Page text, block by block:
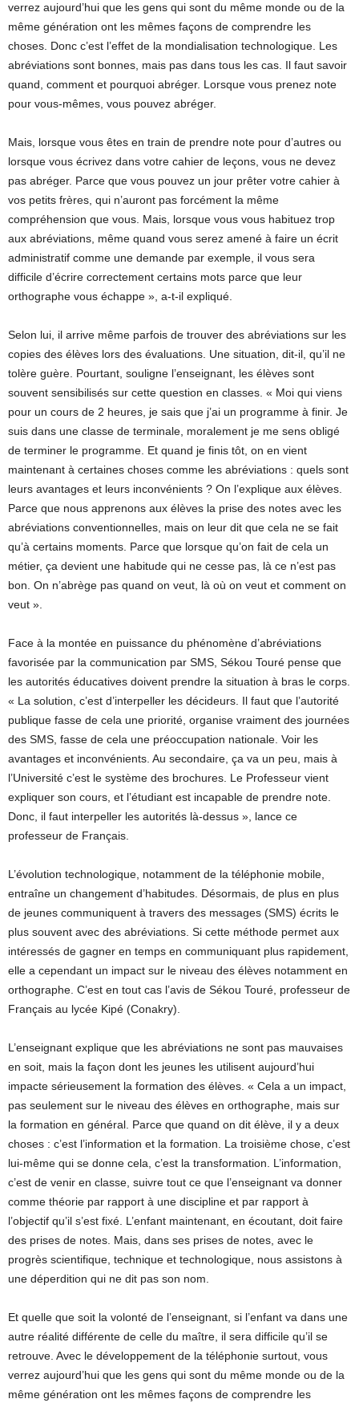
verrez aujourd’hui que les gens qui sont du même monde ou de la
même génération ont les mêmes façons de comprendre les
choses. Donc c’est l’effet de la mondialisation technologique. Les
abréviations sont bonnes, mais pas dans tous les cas. Il faut savoir
quand, comment et pourquoi abréger. Lorsque vous prenez note
pour vous-mêmes, vous pouvez abréger.
Mais, lorsque vous êtes en train de prendre note pour d’autres ou
lorsque vous écrivez dans votre cahier de leçons, vous ne devez
pas abréger. Parce que vous pouvez un jour prêter votre cahier à
vos petits frères, qui n’auront pas forcément la même
compréhension que vous. Mais, lorsque vous vous habituez trop
aux abréviations, même quand vous serez amené à faire un écrit
administratif comme une demande par exemple, il vous sera
difficile d’écrire correctement certains mots parce que leur
orthographe vous échappe », a-t-il expliqué.
Selon lui, il arrive même parfois de trouver des abréviations sur les
copies des élèves lors des évaluations. Une situation, dit-il, qu’il ne
tolère guère. Pourtant, souligne l’enseignant, les élèves sont
souvent sensibilisés sur cette question en classes. « Moi qui viens
pour un cours de 2 heures, je sais que j’ai un programme à finir. Je
suis dans une classe de terminale, moralement je me sens obligé
de terminer le programme. Et quand je finis tôt, on en vient
maintenant à certaines choses comme les abréviations : quels sont
leurs avantages et leurs inconvénients ? On l’explique aux élèves.
Parce que nous apprenons aux élèves la prise des notes avec les
abréviations conventionnelles, mais on leur dit que cela ne se fait
qu’à certains moments. Parce que lorsque qu’on fait de cela un
métier, ça devient une habitude qui ne cesse pas, là ce n’est pas
bon. On n’abrège pas quand on veut, là où on veut et comment on
veut ».
Face à la montée en puissance du phénomène d’abréviations
favorisée par la communication par SMS, Sékou Touré pense que
les autorités éducatives doivent prendre la situation à bras le corps.
« La solution, c’est d’interpeller les décideurs. Il faut que l’autorité
publique fasse de cela une priorité, organise vraiment des journées
des SMS, fasse de cela une préoccupation nationale. Voir les
avantages et inconvénients. Au secondaire, ça va un peu, mais à
l’Université c’est le système des brochures. Le Professeur vient
expliquer son cours, et l’étudiant est incapable de prendre note.
Donc, il faut interpeller les autorités là-dessus », lance ce
professeur de Français.
L’évolution technologique, notamment de la téléphonie mobile,
entraîne un changement d’habitudes. Désormais, de plus en plus
de jeunes communiquent à travers des messages (SMS) écrits le
plus souvent avec des abréviations. Si cette méthode permet aux
intéressés de gagner en temps en communiquant plus rapidement,
elle a cependant un impact sur le niveau des élèves notamment en
orthographe. C’est en tout cas l’avis de Sékou Touré, professeur de
Français au lycée Kipé (Conakry).
L’enseignant explique que les abréviations ne sont pas mauvaises
en soit, mais la façon dont les jeunes les utilisent aujourd’hui
impacte sérieusement la formation des élèves. « Cela a un impact,
pas seulement sur le niveau des élèves en orthographe, mais sur
la formation en général. Parce que quand on dit élève, il y a deux
choses : c’est l’information et la formation. La troisième chose, c’est
lui-même qui se donne cela, c’est la transformation. L’information,
c’est de venir en classe, suivre tout ce que l’enseignant va donner
comme théorie par rapport à une discipline et par rapport à
l’objectif qu’il s’est fixé. L’enfant maintenant, en écoutant, doit faire
des prises de notes. Mais, dans ses prises de notes, avec le
progrès scientifique, technique et technologique, nous assistons à
une déperdition qui ne dit pas son nom.
Et quelle que soit la volonté de l’enseignant, si l’enfant va dans une
autre réalité différente de celle du maître, il sera difficile qu’il se
retrouve. Avec le développement de la téléphonie surtout, vous
verrez aujourd’hui que les gens qui sont du même monde ou de la
même génération ont les mêmes façons de comprendre les